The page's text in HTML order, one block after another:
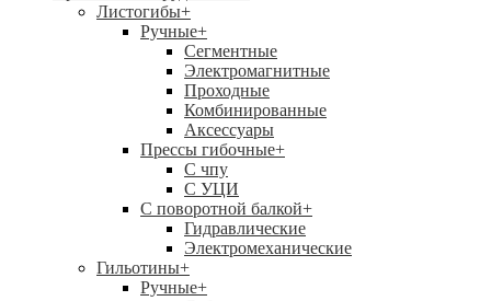
Листогибы+
Ручные+
Сегментные
Электромагнитные
Проходные
Комбинированные
Аксессуары
Прессы гибочные+
C чпу
С УЦИ
С поворотной балкой+
Гидравлические
Электромеханические
Гильотины+
Ручные+